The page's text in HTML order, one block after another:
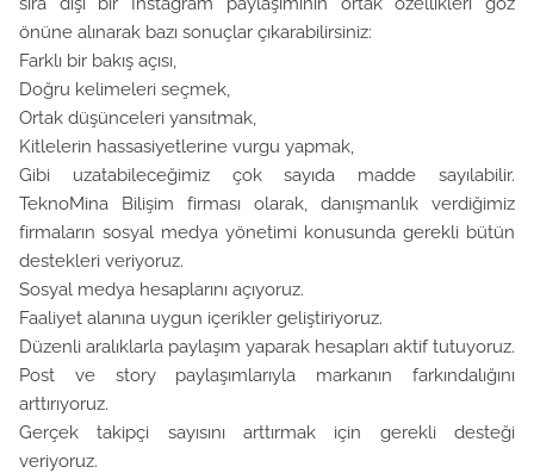
önüne alınarak bazı sonuçlar çıkarabilirsiniz:
Farklı bir bakış açısı,
Doğru kelimeleri seçmek,
Ortak düşünceleri yansıtmak,
Kitlelerin hassasiyetlerine vurgu yapmak,
Gibi uzatabileceğimiz çok sayıda madde sayılabilir.
TeknoMina Bilişim firması olarak, danışmanlık verdiğimiz
firmaların sosyal medya yönetimi konusunda gerekli bütün
destekleri veriyoruz.
Sosyal medya hesaplarını açıyoruz.
Faaliyet alanına uygun içerikler geliştiriyoruz.
Düzenli aralıklarla paylaşım yaparak hesapları aktif tutuyoruz.
Post ve story paylaşımlarıyla markanın farkındalığını
arttırıyoruz.
Gerçek takipçi sayısını arttırmak için gerekli desteği
veriyoruz.